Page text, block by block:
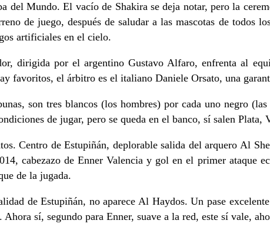
del Mundo. El vacío de Shakira se deja notar, pero la
de juego, después de saludar a las mascotas de
artificiales en el cielo.
dirigida por el argentino Gustavo Alfaro, enfrenta al
favoritos, el árbitro es el italiano Daniele Orsato, una
son tres blancos (los hombres) por cada uno negro
de jugar, pero se queda en el banco, sí salen Plata,
Centro de Estupiñán, deplorable salida del arquero Al
cabezazo de Enner Valencia y gol en el primer
de la jugada.
de Estupiñán, no aparece Al Haydos. Un pase
sí, segundo para Enner, suave a la red, este sí vale,